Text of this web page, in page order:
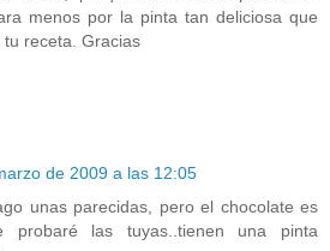
menos por la pinta tan deliciosa que
receta. Gracias
de 2009 a las 12:05
unas parecidas, pero el chocolate es
probaré las tuyas..tienen una pinta